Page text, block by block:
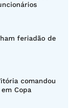
feriadão de
comandou
Copa